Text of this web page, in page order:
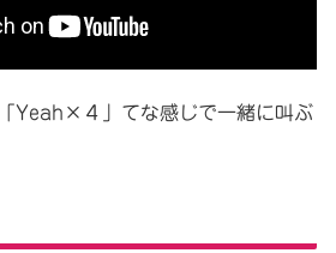
Yeah×４」てな感じで一緒に叫ぶ